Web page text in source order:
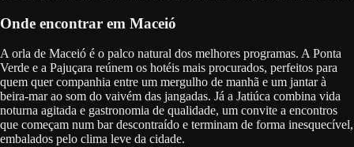
Onde encontrar em Maceió
A orla de Maceió é o palco natural dos melhores programas. A Ponta
Verde e a Pajuçara reúnem os hotéis mais procurados, perfeitos para
quem quer companhia entre um mergulho de manhã e um jantar à
beira-mar ao som do vaivém das jangadas. Já a Jatiúca combina vida
noturna agitada e gastronomia de qualidade, um convite a encontros
que começam num bar descontraído e terminam de forma inesquecível,
embalados pelo clima leve da cidade.